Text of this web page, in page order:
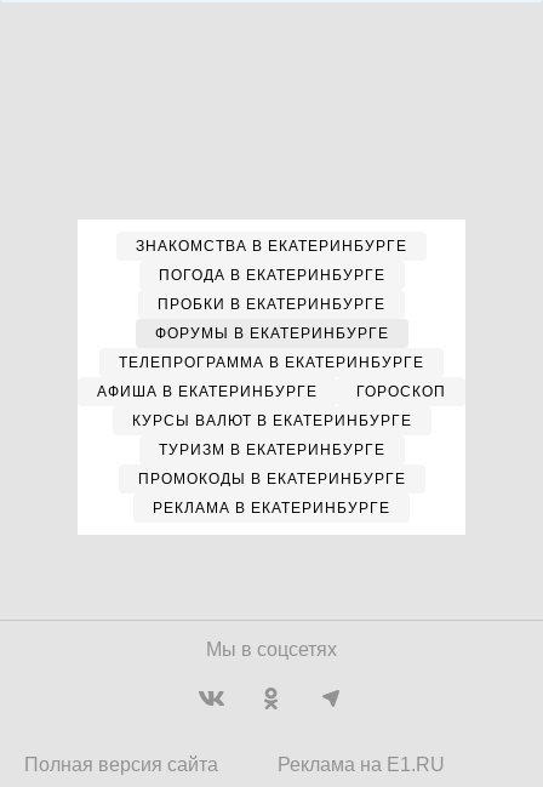
ЗНАКОМСТВА В ЕКАТЕРИНБУРГЕ
ПОГОДА В ЕКАТЕРИНБУРГЕ
ПРОБКИ В ЕКАТЕРИНБУРГЕ
ФОРУМЫ В ЕКАТЕРИНБУРГЕ
ТЕЛЕПРОГРАММА В ЕКАТЕРИНБУРГЕ
АФИША В ЕКАТЕРИНБУРГЕ
ГОРОСКОП
КУРСЫ ВАЛЮТ В ЕКАТЕРИНБУРГЕ
ТУРИЗМ В ЕКАТЕРИНБУРГЕ
ПРОМОКОДЫ В ЕКАТЕРИНБУРГЕ
РЕКЛАМА В ЕКАТЕРИНБУРГЕ
Мы в соцсетях
Полная версия сайта
Реклама на E1.RU